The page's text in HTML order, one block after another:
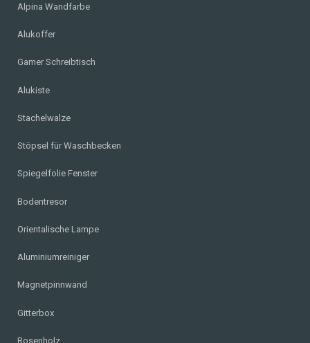
Alpina Wandfarbe
Alukoffer
Gamer Schreibtisch
Alukiste
Stachelwalze
Stöpsel für Waschbecken
Spiegelfolie Fenster
Bodentresor
Orientalische Lampe
Aluminiumreiniger
Magnetpinnwand
Gitterbox
Rosenholz